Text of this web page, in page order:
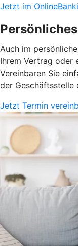
Jetzt im
Auch im
Ihrem Vertrag oder
Vereinbaren Sie
der Geschäftsstelle
Jetzt Termin